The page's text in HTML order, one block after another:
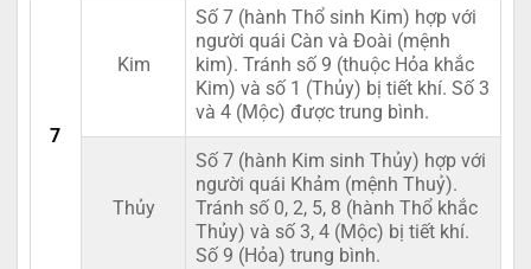
7
Kim
Số 7 (hành Thổ sinh Kim) hợp với
người quái Càn và Đoài (mệnh
kim). Tránh số 9 (thuộc Hỏa khắc
Kim) và số 1 (Thủy) bị tiết khí. Số 3
và 4 (Mộc) được trung bình.
Thủy
Số 7 (hành Kim sinh Thủy) hợp với
người quái Khảm (mệnh Thuỷ).
Tránh số 0, 2, 5, 8 (hành Thổ khắc
Thủy) và số 3, 4 (Mộc) bị tiết khí.
Số 9 (Hỏa) trung bình.